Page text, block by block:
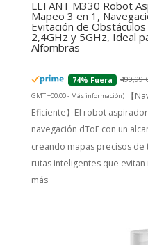
LEFANT M330 Robot
Mapeo 3 en 1,
Evitación de
2,4GHz y 5GHz, Ideal
Alfombras
74% Fuera 499,99
GMT +00:00 - Más información)
【
Eficiente】El robot
navegación dToF con un
creando mapas precisos de
rutas inteligentes que
más